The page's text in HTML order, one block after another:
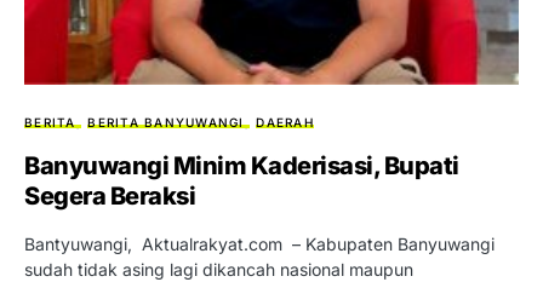
BERITA BERITA BANYUWANGI DAERAH
Banyuwangi Minim Kaderisasi, Bupati
Segera Beraksi
Bantyuwangi, Aktualrakyat.com – Kabupaten Banyuwangi
sudah tidak asing lagi dikancah nasional maupun